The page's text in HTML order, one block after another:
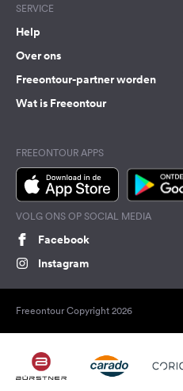
SERVICE
Help
Over ons
Freeontour-partner worden
Wat is Freeontour
FREEONTOUR APPS
VOLG ONS OP SOCIAL MEDIA
Facebook
Instagram
Freeontour Copyright 2026